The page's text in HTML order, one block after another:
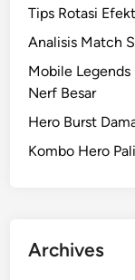
Tips Rotasi
Analisis Match
Mobile Legends
Nerf Besar
Hero Burst
Kombo Hero
Archives